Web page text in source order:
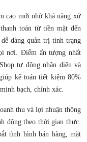
cao mới nhờ khả năng xử
toán từ tiền mặt đến
dàng quản trị tình trạng
nơi. Điểm ấn tượng nhất
tự động nhận diện và
kế toán tiết kiệm 80%
bạch, chính xác.
thu và lợi nhuận thông
động theo thời gian thực.
tình hình bán hàng, mặt